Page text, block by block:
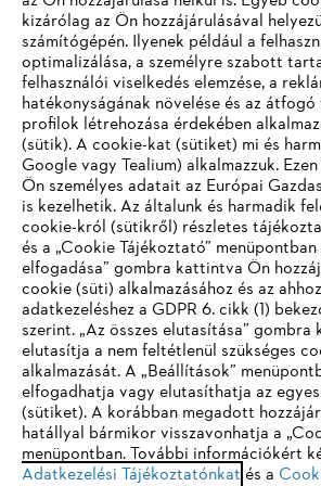
Vállalat
STIHL GYIK
Szerviz
Adatvédelem Impresszum
IHR BROWSER WIRD
UNTERSTÜTZT
Sie nutzen einen Browser, den wir noch
eine optimale Nutzung unserer Seite
einem der folgenden Browser zu wechseln:
kizárólag az Ön hozzájárulásával
számítógépén. Ilyenek például a
optimalizálása, a személyre szabott
felhasználói viselkedés elemzése, a
hatékonyságának növelése és az átfogó
profilok létrehozása érdekében
(sütik). A cookie-kat (sütiket) mi és
Google vagy Tealium) alkalmazzuk.
Ön személyes adatait az Európai
is kezelhetik. Az általunk és harmadik
cookie-król (sütikről) részletes
és a „Cookie Tájékoztató”
elfogadása” gombra kattintva Ön
cookie (süti) alkalmazásához és az
adatkezeléshez a GDPR 6. cikk (1)
szerint. „Az összes elutasítása”
elutasítja a nem feltétlenül szükséges
alkalmazását. A „Beállítások”
elfogadhatja vagy elutasíthatja az
(sütiket). A korábban megadott
hatállyal bármikor visszavonhatja a
menüpontban. További információkért
Adatkezelési Tájékoztatónkat és a